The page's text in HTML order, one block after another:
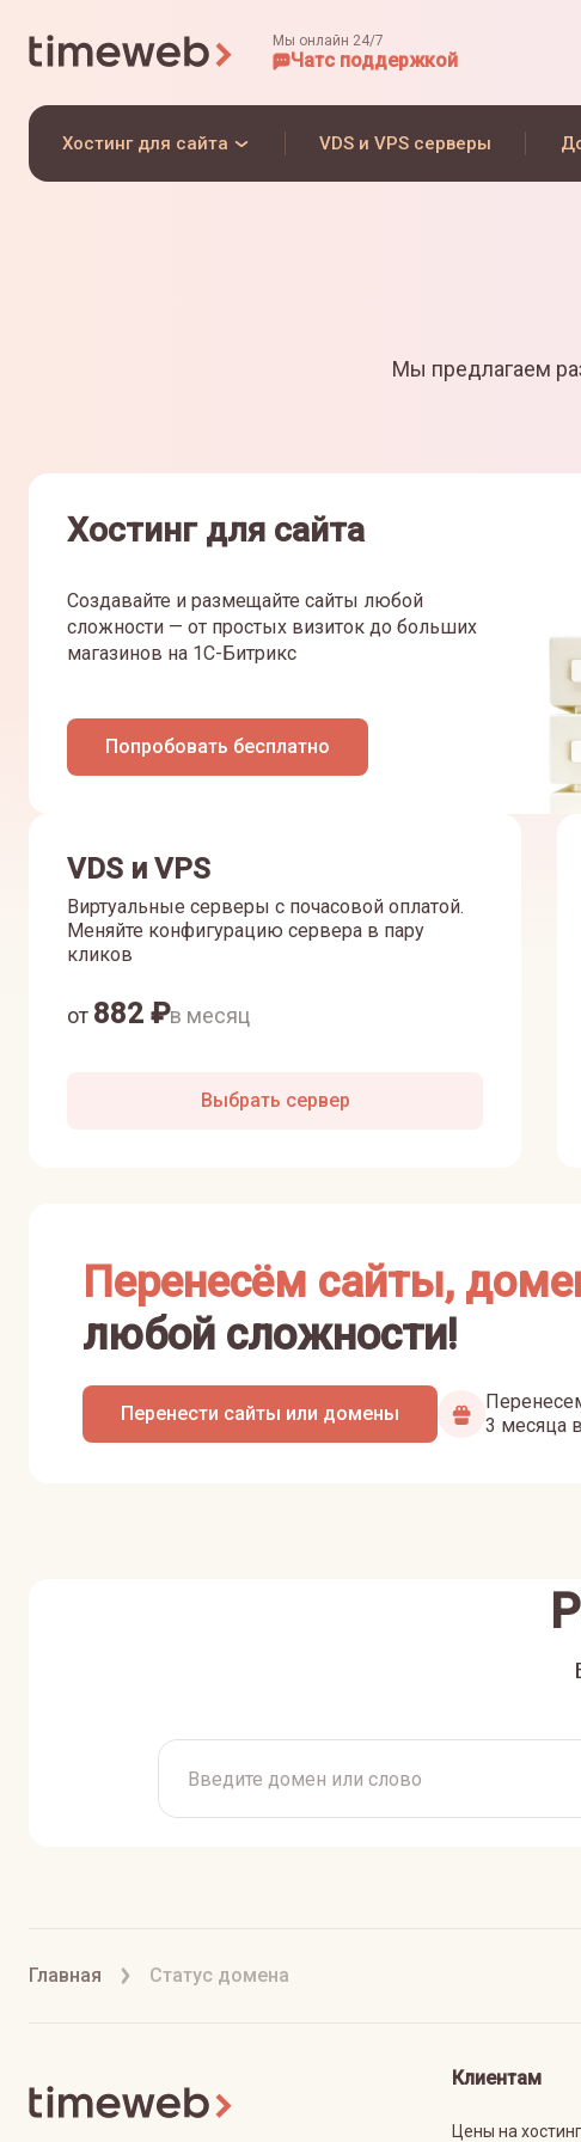
Мы онлайн 24/7
Чатс поддержкой
Хостинг для сайта VDS и VPS серверы
Мы предлагаем
Хостинг для сайта
Создавайте и размещайте сайты любой
сложности — от простых визиток до больших
магазинов на 1С-Битрикс
Попробовать бесплатно
VDS и VPS
Виртуальные серверы с почасовой оплатой.
Меняйте конфигурацию сервера в пару
кликов
от 882 ₽в месяц
Выбрать сервер
Перенесём сайты,
любой сложности!
Перенести сайты или домены
3 месяца
Главная Статус домена
Клиентам
Цены на хостинг